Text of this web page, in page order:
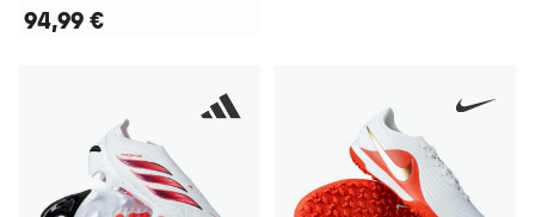
94,99 €